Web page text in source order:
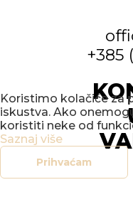
+385
Koristimo kolačiće za
iskustva. Ako
koristiti neke od
Saznaj više
Prihvaćam